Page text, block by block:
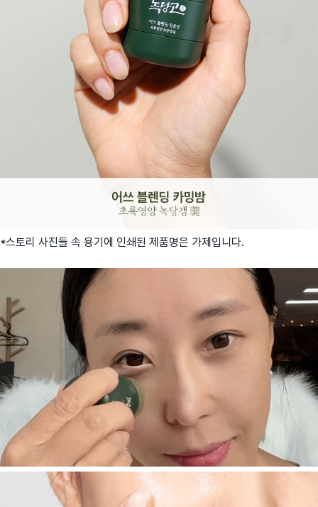
*스토리 사진들 속 용기에 인쇄된 제품명은 가제입니다.